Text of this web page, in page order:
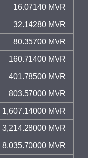
16.07140 MVR
32.14280 MVR
80.35700 MVR
160.71400 MVR
401.78500 MVR
803.57000 MVR
1,607.14000 MVR
3,214.28000 MVR
8,035.70000 MVR